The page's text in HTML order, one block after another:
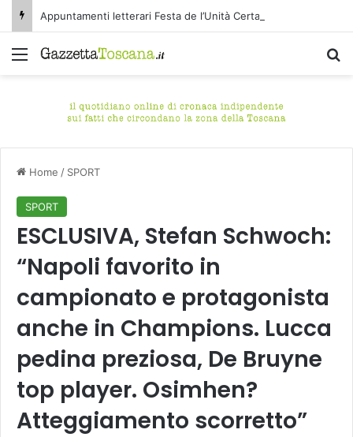
Appuntamenti letterari Festa de l’Unità Certaldo
Menu
Home / SPORT
SPORT
ESCLUSIVA, Stefan Schwoch:
“Napoli favorito in
campionato e protagonista
anche in Champions. Lucca
pedina preziosa, De Bruyne
top player. Osimhen?
Atteggiamento scorretto”